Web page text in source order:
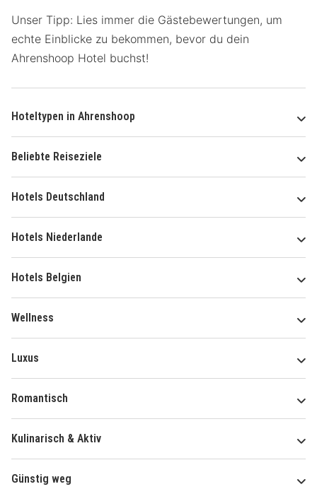
Unser Tipp: Lies immer die Gästebewertungen, um
echte Einblicke zu bekommen, bevor du dein
Ahrenshoop Hotel buchst!
Hoteltypen in Ahrenshoop
Beliebte Reiseziele
Hotels Deutschland
Hotels Niederlande
Hotels Belgien
Wellness
Luxus
Romantisch
Kulinarisch & Aktiv
Günstig weg